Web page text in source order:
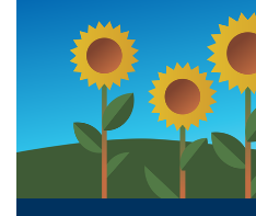
Gebärdensprache
angezeigt.